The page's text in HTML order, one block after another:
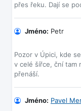
Jméno: Petr
Pozor v Úpici, kde
v celé šířce, ční tam
Jméno: Pavel